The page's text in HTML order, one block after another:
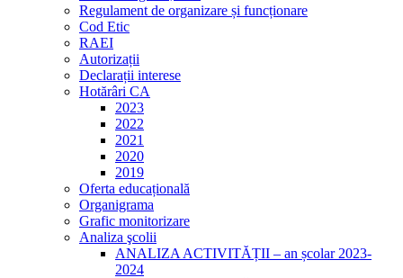
Regulament de organizare și funcționare
Cod Etic
RAEI
Autorizații
Declarații interese
Hotărâri CA
2023
2022
2021
2020
2019
Oferta educațională
Organigrama
Grafic monitorizare
Analiza şcolii
ANALIZA ACTIVITĂȚII – an școlar 2023-
2024